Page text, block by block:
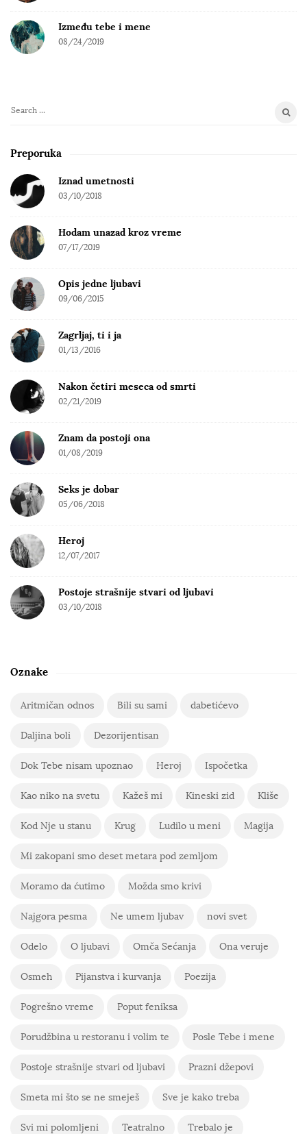
Između tebe i mene
08/24/2019
S
a
c
h
r
Preporuka
Iznad umetnosti
03/10/2018
Hodam unazad kroz vreme
07/17/2019
Opis jedne ljubavi
09/06/2015
Zagrljaj, ti i ja
01/13/2016
Nakon četiri meseca od smrti
02/21/2019
Znam da postoji ona
01/08/2019
Seks je dobar
05/06/2018
Heroj
12/07/2017
Postoje strašnije stvari od ljubavi
03/10/2018
Oznake
Aritmičan odnos Bili su sami dabetićevo
Daljina boli Dezorijentisan
Dok Tebe nisam upoznao Heroj Ispočetka
Kao niko na svetu Kažeš mi Kineski zid Kliše
Kod Nje u stanu Krug Ludilo u meni Magija
Mi zakopani smo deset metara pod zemljom
Moramo da ćutimo Možda smo krivi
Najgora pesma Ne umem ljubav novi svet
Odelo O ljubavi Omča Sećanja Ona veruje
Osmeh Pijanstva i kurvanja Poezija
Pogrešno vreme Poput feniksa
Porudžbina u restoranu i volim te Posle Tebe i mene
Postoje strašnije stvari od ljubavi Prazni džepovi
Smeta mi što se ne smeješ Sve je kako treba
Svi mi polomljeni Teatralno Trebalo je